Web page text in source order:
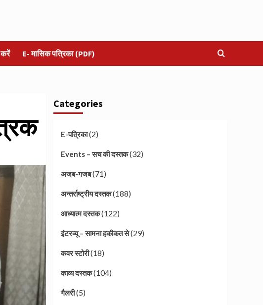
करें E- मासिक पत्रिका (PDF)
Categories
E-पत्रिका(2)
Events – सच की दस्तक(32)
अजब-गजब(71)
अन्तर्राष्ट्रीय दस्तक(188)
आध्यात्म दस्तक(122)
इंटरव्यू – सामना हकीकत से(29)
कवर स्टोरी(18)
काव्य दस्तक(104)
गैलरी(5)